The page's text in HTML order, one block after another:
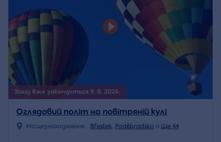
Захід вже закінчується 9. 8. 2026.
Оглядовий політ на повітряній кулі
Місцезнаходження: Břestek, Poděbradsko a Ще 44